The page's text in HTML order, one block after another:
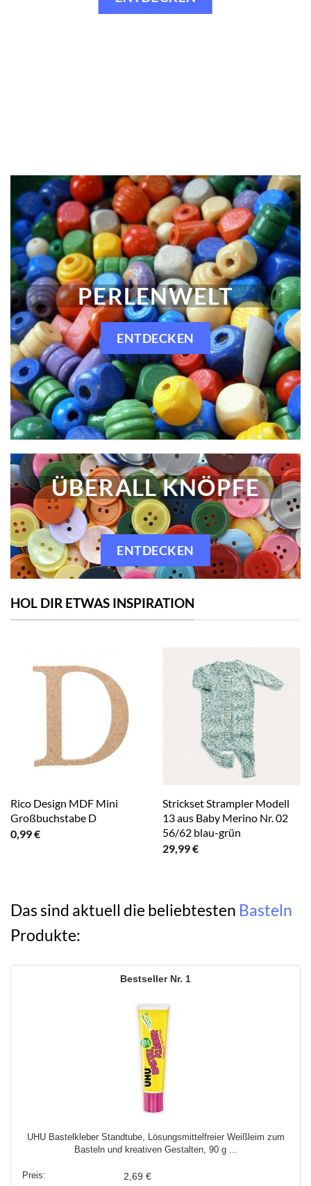
PERLENWELT
ENTDECKEN
ÜBERALL KNÖPFE
ENTDECKEN
HOL DIR ETWAS INSPIRATION
Rico Design MDF Mini
Großbuchstabe D
0,99€
Strickset Strampler Modell
13 aus Baby Merino Nr. 02
56/62 blau-grün
29,99€
Das sind aktuell die beliebtesten Basteln
Produkte:
1
UHU Bastelkleber Standtube, Lösungsmittelfreier Weißleim zum
Basteln und kreativen Gestalten, 90 g ...
2,69 €